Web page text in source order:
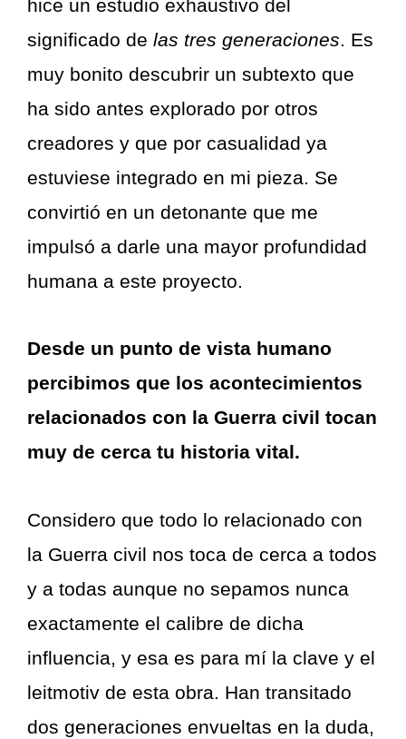
hice un estudio exhaustivo del
significado de las tres generaciones. Es
muy bonito descubrir un subtexto que
ha sido antes explorado por otros
creadores y que por casualidad ya
estuviese integrado en mi pieza. Se
convirtió en un detonante que me
impulsó a darle una mayor profundidad
humana a este proyecto.
Desde un punto de vista humano
percibimos que los acontecimientos
relacionados con la Guerra civil tocan
muy de cerca tu historia vital.
Considero que todo lo relacionado con
la Guerra civil nos toca de cerca a todos
y a todas aunque no sepamos nunca
exactamente el calibre de dicha
influencia, y esa es para mí la clave y el
leitmotiv de esta obra. Han transitado
dos generaciones envueltas en la duda,